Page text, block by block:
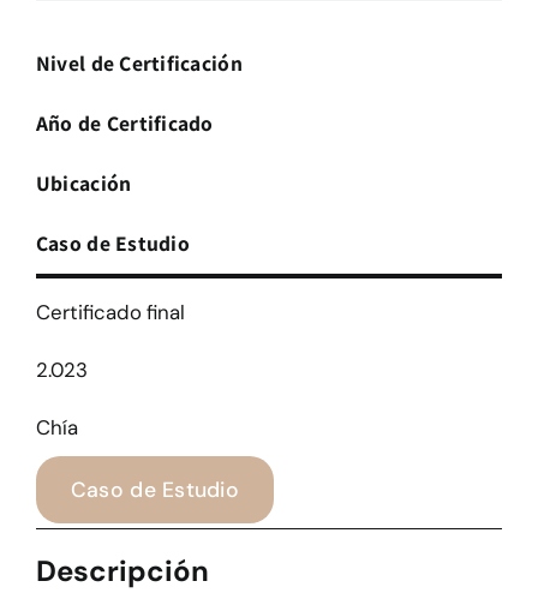
Nivel de Certificación
Año de Certificado
Ubicación
Caso de Estudio
Certificado final
2.023
Chía
Caso de Estudio
Descripción